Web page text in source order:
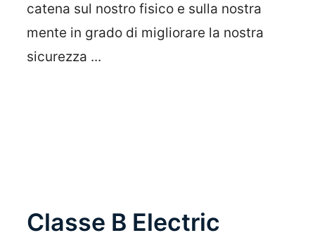
catena sul nostro fisico e sulla nostra
mente in grado di migliorare la nostra
sicurezza ...
Classe B Electric